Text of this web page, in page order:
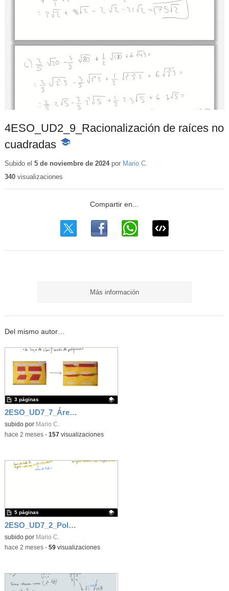
4ESO_UD2_9_Racionalización de raíces no
cuadradas -
educativo
Subido el 5 de noviembre de 2024por Mario C.
340visualizaciones
Más información
Del mismo autor…
2ESO_UD7_7_Áreas de paralelogramos
Contenido educativo.
subido por Mario C.
3 páginas
-hace 2 meses- 157visualizaciones
2ESO_UD7_2_Polígonos
Contenido educativo.
subido por Mario C.
5 páginas
-hace 2 meses- 59visualizaciones